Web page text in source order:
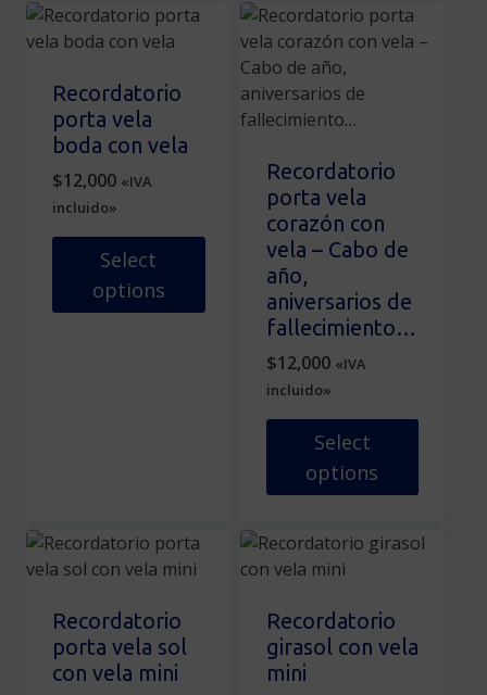
múltiples
variantes.
opciones
se
pueden
en
la
página
producto
producto
múltiples
variantes.
Las
se
pueden
elegir
en
la
página
de
Recordatorio
porta vela
boda con vela
$12,000 «IVA
incluido»
Select
options
pueden
elegir
la
página
de
Recordatorio
porta vela
corazón con
vela – Cabo de
año,
aniversarios de
fallecimiento…
$12,000 «IVA
incluido»
Select
options
producto
tiene
variantes.
Las
opciones
Recordatorio
porta vela sol
con vela mini
Recordatorio
girasol con vela
mini